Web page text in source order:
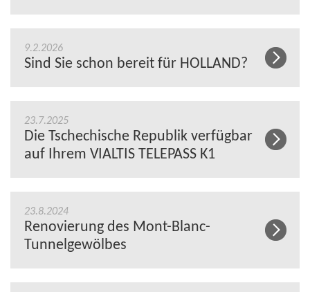
9.2.2026
Sind Sie schon bereit für HOLLAND?
23.7.2025
Die Tschechische Republik verfügbar
auf Ihrem VIALTIS TELEPASS K1
23.8.2024
Renovierung des Mont-Blanc-
Tunnelgewölbes